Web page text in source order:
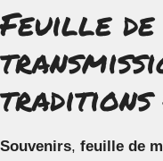
Feuille
Souvenirs, feuille de